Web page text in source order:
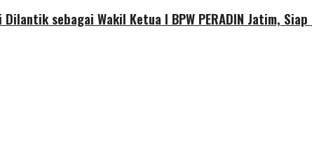
Dilantik sebagai Wakil Ketua I BPW PERADIN Jatim,